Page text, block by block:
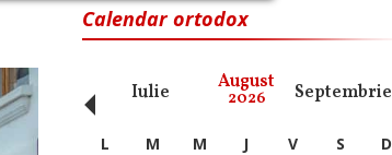
Calendar ortodox
Iunie Iulie August
2026 Septembrie
‹ L M M J V S
D